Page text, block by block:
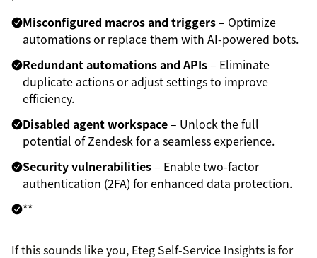
Misconfigured macros and triggers– Optimize
automations or replace them with AI-powered bots.
Redundant automations and APIs– Eliminate
duplicate actions or adjust settings to improve
efficiency.
Disabled agent workspace– Unlock the full
potential of Zendesk for a seamless experience.
Security vulnerabilities– Enable two-factor
authentication (2FA) for enhanced data protection.
**
If this sounds like you, Eteg Self-Service Insights is for